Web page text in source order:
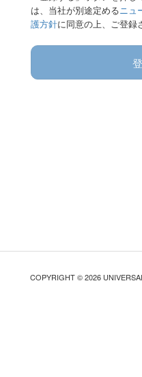
は、当社が別途定めるニュ
護方針に同意の上、ご登録
COPYRIGHT © 2026